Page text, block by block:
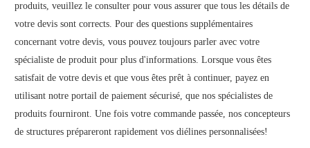
produits, veuillez le consulter pour vous assurer que tous les détails de
votre devis sont corrects. Pour des questions supplémentaires
concernant votre devis, vous pouvez toujours parler avec votre
spécialiste de produit pour plus d'informations. Lorsque vous êtes
satisfait de votre devis et que vous êtes prêt à continuer, payez en
utilisant notre portail de paiement sécurisé, que nos spécialistes de
produits fourniront. Une fois votre commande passée, nos concepteurs
de structures prépareront rapidement vos diélines personnalisées!